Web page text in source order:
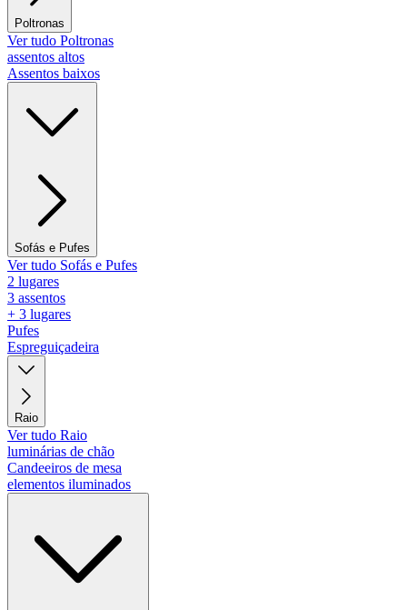
Poltronas
Ver tudo Poltronas
assentos altos
Assentos baixos
Sofás e Pufes
Ver tudo Sofás e Pufes
2 lugares
3 assentos
+ 3 lugares
Pufes
Espreguiçadeira
Raio
Ver tudo Raio
luminárias de chão
Candeeiros de mesa
elementos iluminados